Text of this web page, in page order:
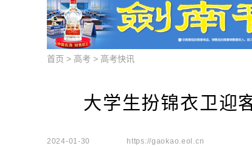
首页 > 高考 > 高考快讯
大学生扮锦衣卫迎
2024-01-30 https://gaokao.eol.cn